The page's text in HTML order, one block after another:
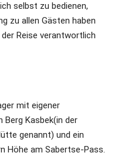
selbst zu bedienen,
zu allen Gästen haben
Reise verantwortlich
mit eigener
Berg Kasbek(in der
genannt) und ein
Höhe am Sabertse-Pass.